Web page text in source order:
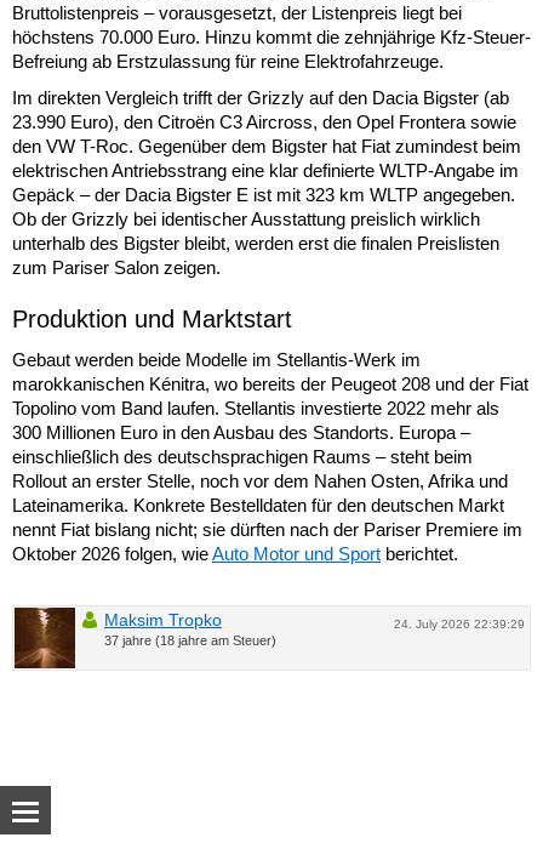
Bruttolistenpreis – vorausgesetzt, der Listenpreis liegt bei
höchstens 70.000 Euro. Hinzu kommt die zehnjährige Kfz-Steuer-
Befreiung ab Erstzulassung für reine Elektrofahrzeuge.
Im direkten Vergleich trifft der Grizzly auf den Dacia Bigster (ab
23.990 Euro), den Citroën C3 Aircross, den Opel Frontera sowie
den VW T-Roc. Gegenüber dem Bigster hat Fiat zumindest beim
elektrischen Antriebsstrang eine klar definierte WLTP-Angabe im
Gepäck – der Dacia Bigster E ist mit 323 km WLTP angegeben.
Ob der Grizzly bei identischer Ausstattung preislich wirklich
unterhalb des Bigster bleibt, werden erst die finalen Preislisten
zum Pariser Salon zeigen.
Produktion und Marktstart
Gebaut werden beide Modelle im Stellantis-Werk im
marokkanischen Kénitra, wo bereits der Peugeot 208 und der Fiat
Topolino vom Band laufen. Stellantis investierte 2022 mehr als
300 Millionen Euro in den Ausbau des Standorts. Europa –
einschließlich des deutschsprachigen Raums – steht beim
Rollout an erster Stelle, noch vor dem Nahen Osten, Afrika und
Lateinamerika. Konkrete Bestelldaten für den deutschen Markt
nennt Fiat bislang nicht; sie dürften nach der Pariser Premiere im
Oktober 2026 folgen, wieAuto Motor und Sport berichtet.
24. July 2026 22:39:29
Maksim Tropko
37 jahre (18 jahre am Steuer)